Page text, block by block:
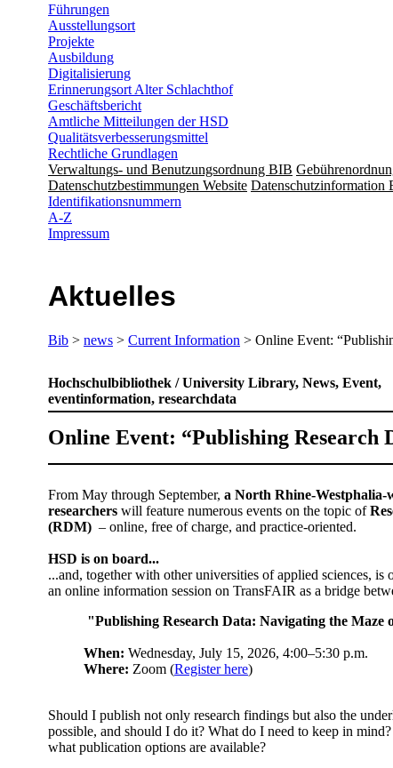
Führungen
Ausstellungsort
Projekte
Ausbildung
Digitalisierung
Erinnerungsort Alter Schlachthof
Geschäftsbericht
Amtliche Mitteilungen der HSD
Qualitätsverbesserungsmittel
Rechtliche Grundlagen
Verwaltungs- und Benutzungsordnung BIB
Datenschutzbestimmungen Website Datenschutzinformation
Identifikationsnummern
A-Z
Impressum
Aktuelles
Bib > news > Current Information > Online Event:
Hochschulbibliothek / University Library, News, Event,
eventinformation, researchdata
Online Event: “Publishing Research
From May through September, a North Rhine-
researchers will feature numerous events on the topic of
(RDM) – online, free of charge, and practice-oriented.
HSD is on board...
...and, together with other universities of applied sciences, is
an online information session on TransFAIR as a bridge
"Publishing Research Data: Navigating the Maze
When: Wednesday, July 15, 2026, 4:00–5:30 p.m.
Where: Zoom (Register here)
Should I publish not only research findings but also the
possible, and should I do it? What do I need to keep in
what publication options are available?